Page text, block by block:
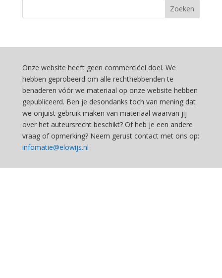
Onze website heeft geen commerciëel doel. We
hebben geprobeerd om alle rechthebbenden te
benaderen vóór we materiaal op onze website hebben
gepubliceerd. Ben je desondanks toch van mening dat
we onjuist gebruik maken van materiaal waarvan jij
over het auteursrecht beschikt? Of heb je een andere
vraag of opmerking? Neem gerust contact met ons op:
infomatie@elowijs.nl